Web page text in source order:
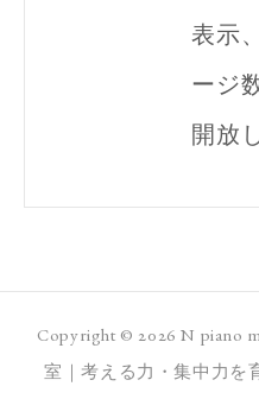
表示
ージ
開放
Copyright © 2026 N piano
室｜考える力・集中力を